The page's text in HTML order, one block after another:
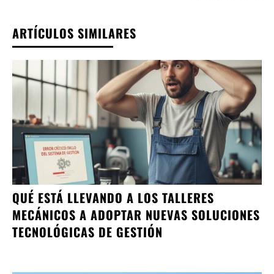
ARTÍCULOS SIMILARES
QUÉ ESTÁ LLEVANDO A LOS TALLERES
MECÁNICOS A ADOPTAR NUEVAS SOLUCIONES
TECNOLÓGICAS DE GESTIÓN